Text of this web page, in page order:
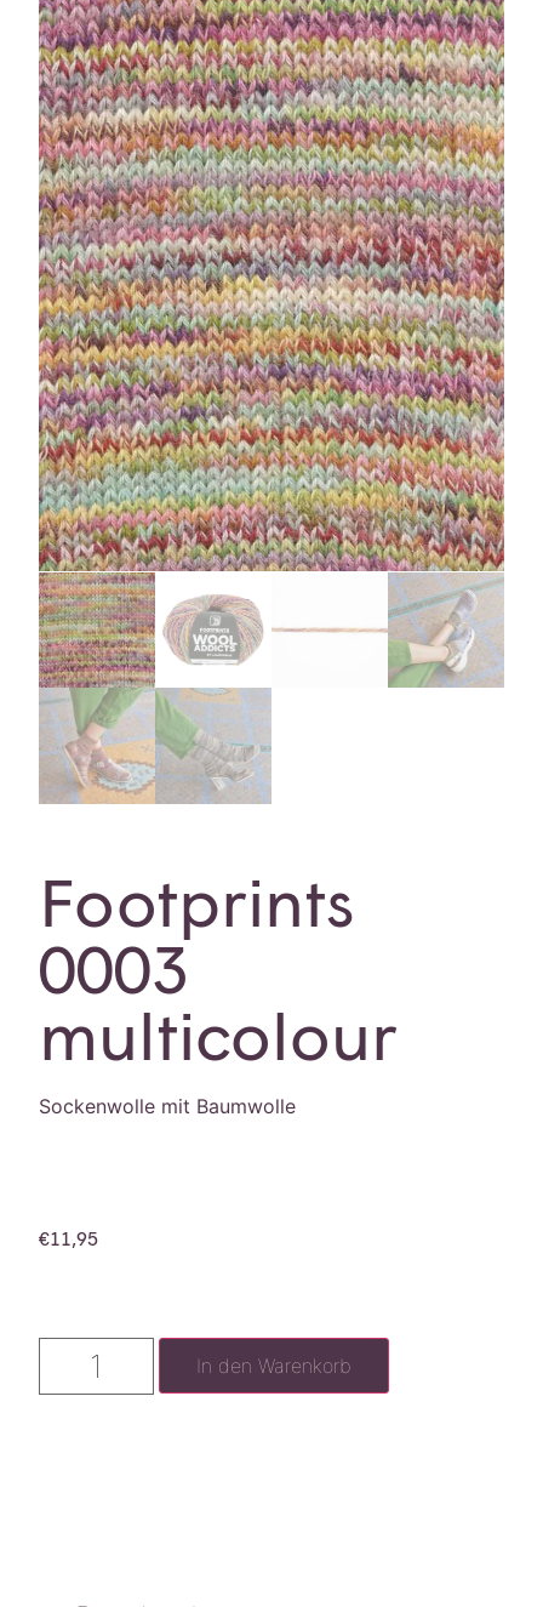
Footprints
0003
multicolour
Sockenwolle mit Baumwolle
€11,95
In den Warenkorb